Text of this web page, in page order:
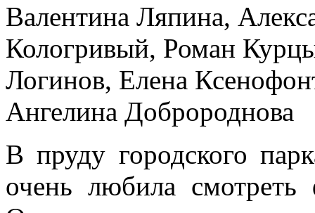
Валентина Ляпина,
Кологривый, Роман
Логинов, Елена
Ангелина Добророднова
В пруду городского
очень любила